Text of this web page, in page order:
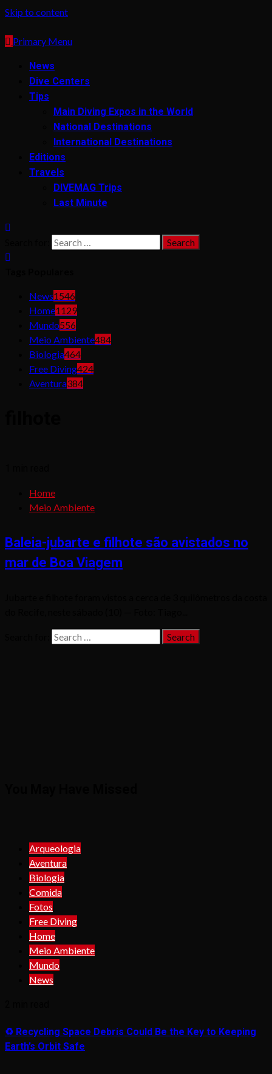
Skip to content
Primary Menu
News
Dive Centers
Tips
Main Diving Expos in the World
National Destinations
International Destinations
Editions
Travels
DIVEMAG Trips
Last Minute
News1546
Home1129
Mundo556
Meio Ambiente484
Biologia464
Free Diving424
Aventura384
Home
Meio Ambiente
Baleia-jubarte e filhote são avistados no
mar de Boa Viagem
Arqueologia
Aventura
Biologia
Comida
Fotos
Free Diving
Home
Meio Ambiente
Mundo
News
♻️ Recycling Space Debris Could Be the Key to Keeping
Earth’s Orbit Safe